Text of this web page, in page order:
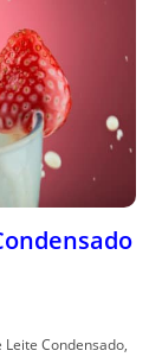
Condensado,